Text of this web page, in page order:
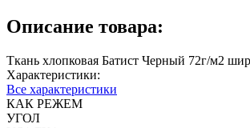
Описание товара:
Ткань хлопковая Батист Черный 72г/м2
Характеристики:
Все характеристики
КАК РЕЖЕМ
УГОЛ